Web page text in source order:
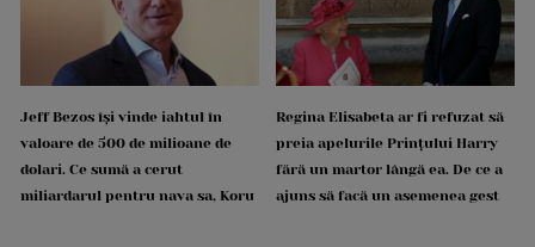
Jeff Bezos își vinde iahtul în
valoare de 500 de milioane de
dolari. Ce sumă a cerut
miliardarul pentru nava sa, Koru
Regina Elisabeta ar fi refuzat să
preia apelurile Prințului Harry
fără un martor lângă ea. De ce a
ajuns să facă un asemenea gest